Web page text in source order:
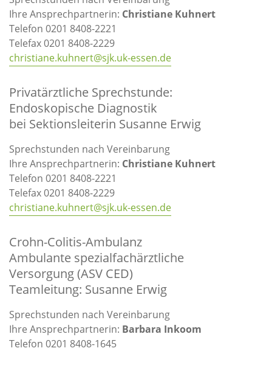
Ihre Ansprechpartnerin: Christiane Kuhnert
Telefon 0201 8408-2221
Telefax 0201 8408-2229
christiane.kuhnert@sjk.uk-essen.de
Privatärztliche Sprechstunde:
Endoskopische Diagnostik
bei Sektionsleiterin Susanne Erwig
Sprechstunden nach Vereinbarung
Ihre Ansprechpartnerin: Christiane Kuhnert
Telefon 0201 8408-2221
Telefax 0201 8408-2229
christiane.kuhnert@sjk.uk-essen.de
Crohn-Colitis-Ambulanz
Ambulante spezialfachärztliche
Versorgung (ASV CED)
Teamleitung: Susanne Erwig
Sprechstunden nach Vereinbarung
Ihre Ansprechpartnerin: Barbara Inkoom
Telefon 0201 8408-1645